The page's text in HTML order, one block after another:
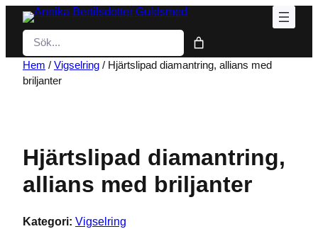
Hoppa
innehåll
Sök
Hem / Vigselring / Hjärtslipad diamantring, allians med
briljanter
Hjärtslipad diamantring,
allians med briljanter
Kategori: Vigselring